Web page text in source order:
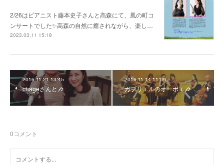
2/26はピアニスト藤本史子さんと高森にて、風の町コ
ンサートでした✨高森の自然に癒されながら、楽し…
2023.03.11 15:18
2016.11.21 13:45
chageさんと🎶
2016.11.14 11:09
ガブリエルのオーボエ🎶
0コメント